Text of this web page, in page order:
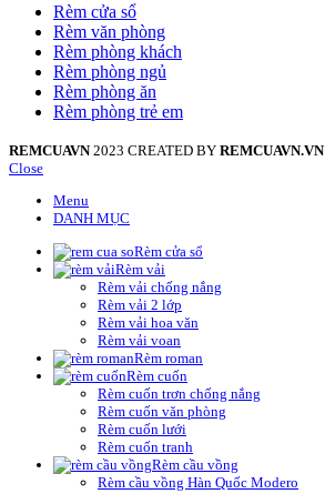
Rèm cửa sổ
Rèm văn phòng
Rèm phòng khách
Rèm phòng ngủ
Rèm phòng ăn
Rèm phòng trẻ em
REMCUAVN 2023 CREATED BY REMCUAVN.VN
Close
Menu
DANH MỤC
Rèm cửa sổ
Rèm vải
Rèm vải chống nắng
Rèm vải 2 lớp
Rèm vải hoa văn
Rèm vải voan
Rèm roman
Rèm cuốn
Rèm cuốn trơn chống nắng
Rèm cuốn văn phòng
Rèm cuốn lưới
Rèm cuốn tranh
Rèm cầu vồng
Rèm cầu vồng Hàn Quốc Modero